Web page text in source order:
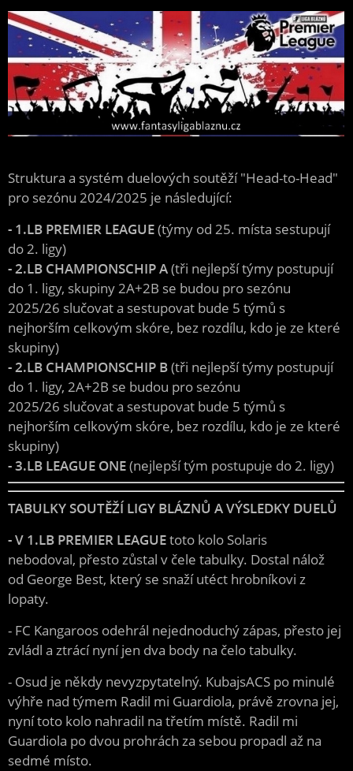
Struktura a systém duelových soutěží "Head-to-Head"
pro sezónu 2024/2025 je následující:
- 1.LB PREMIER LEAGUE(týmy od 25. místa sestupují
do 2. ligy)
- 2.LB CHAMPIONSCHIP A(tři nejlepší týmy postupují
do 1. ligy, skupiny 2A+2B se budou pro sezónu
2025/26 slučovat a sestupovat bude 5 týmů s
nejhorším celkovým skóre, bez rozdílu, kdo je ze které
skupiny)
- 2.LB CHAMPIONSCHIP B(tři nejlepší týmy postupují
do 1. ligy, 2A+2B se budou pro sezónu
2025/26 slučovat a sestupovat bude 5 týmů s
nejhorším celkovým skóre, bez rozdílu, kdo je ze které
skupiny)
- 3.LB LEAGUE ONE(nejlepší tým postupuje do 2. ligy)
TABULKY SOUTĚŽÍ LIGY BLÁZNŮ A VÝSLEDKY DUELŮ
- V 1.LB PREMIER LEAGUEtoto kolo Solaris
nebodoval, přesto zůstal v čele tabulky. Dostal nálož
od George Best, který se snaží utéct hrobníkovi z
lopaty.
- FC Kangaroos odehrál nejednoduchý zápas, přesto jej
zvládl a ztrácí nyní jen dva body na čelo tabulky.
- Osud je někdy nevyzpytatelný. KubajsACS po minulé
výhře nad týmem Radil mi Guardiola, právě zrovna jej,
nyní toto kolo nahradil na třetím místě. Radil mi
Guardiola po dvou prohrách za sebou propadl až na
sedmé místo.